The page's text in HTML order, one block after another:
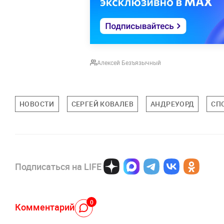
Алексей Безъязычный
НОВОСТИ СЕРГЕЙ КОВАЛЕВ АНДРЕУОРД
Подписаться на LIFE
Комментарий 0